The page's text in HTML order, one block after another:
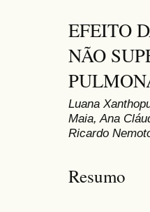
EFEITO
NÃO
Luana
Maia, Ana
Ricardo
Resumo